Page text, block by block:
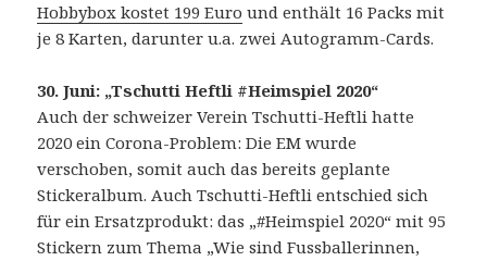
Hobbybox kostet 199 Euro und enthält 16 Packs mit
je 8 Karten, darunter u.a. zwei Autogramm-Cards.
30. Juni: „Tschutti Heftli #Heimspiel 2020“
Auch der schweizer Verein Tschutti-Heftli hatte
2020 ein Corona-Problem: Die EM wurde
verschoben, somit auch das bereits geplante
Stickeralbum. Auch Tschutti-Heftli entschied sich
für ein Ersatzprodukt: das „#Heimspiel 2020“ mit 95
Stickern zum Thema „Wie sind Fussballerinnen,